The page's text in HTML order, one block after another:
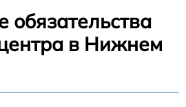
обязательства
в Нижнем